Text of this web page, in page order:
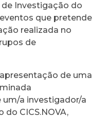
Investigação do
que pretende
realizada no
de
de uma
um/a investigador/a
CICS.NOVA,